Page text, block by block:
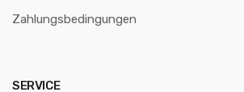
Zahlungsbedingungen
SERVICE